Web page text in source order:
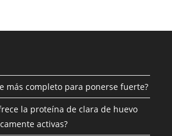
más completo para ponerse fuerte?
la proteína de clara de huevo
activas?